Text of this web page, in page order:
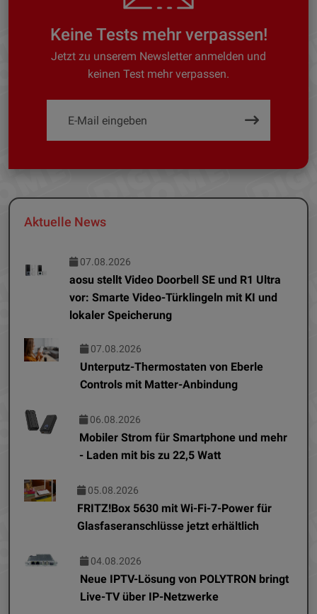
Keine Tests mehr verpassen!
Jetzt zu unserem Newsletter anmelden und
keinen Test mehr verpassen.
Aktuelle News
07.08.2026
aosu stellt Video Doorbell SE und R1 Ultra
vor: Smarte Video-Türklingeln mit KI und
lokaler Speicherung
07.08.2026
Unterputz-Thermostaten von Eberle
Controls mit Matter-Anbindung
06.08.2026
Mobiler Strom für Smartphone und mehr
- Laden mit bis zu 22,5 Watt
05.08.2026
FRITZ!Box 5630 mit Wi-Fi-7-Power für
Glasfaseranschlüsse jetzt erhältlich
04.08.2026
Neue IPTV-Lösung von POLYTRON bringt
Live-TV über IP-Netzwerke